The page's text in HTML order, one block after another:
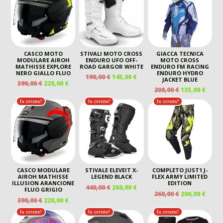
110,00 €.60,00 €.
120,00 €.
40,00 €.
CASCO MOTO
MODULARE AIROH
MATHISSE EXPLORE
NERO GIALLO FLUO
390,00€ IL
ORIGINALE
ERA:
390,00 €.
220,00€IL
ATTUALE
È:
220,00 €.
STIVALI MOTO CROSS
ENDURO UFO OFF-
ROAD GARGOR WHITE
190,00€IL
ERA:
190,00 €.
145,00€IL
PREZZO
ATTUALE
È:
GIACCA TECNICA
MOTO CROSS
ENDURO FM RACING
ENDURO HYDRO
JACKET BLUE
208,00€ IL
PREZZO
ORIGINALE
ERA:
208,00 €.
135,00€IL
In offerta!
CASCO MODULARE
AIROH MATHISSE
ILLUSION ARANCIONE
FLUO GRIGIO
390,00€ IL
PREZZO
ORIGINALE
220,00€IL
PREZZO
ATTUALE
In offerta!
STIVALE ELEVEIT X-
LEGEND BLACK
440,00€ IL
ERA:
260,00€IL
PREZZO
È:
In offerta!
COMPLETO JUST1 J-
FLEX ARMY LIMITED
EDITION
260,00€ IL
ORIGINALE
ERA:
200,00€IL
È:
In offerta! In offerta! In offerta!